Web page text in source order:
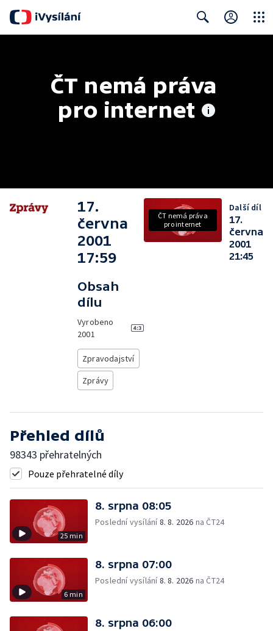
ČT nemá práva
pro internet
17.
června
2001
17:59
Obsah
dílu
Vyrobeno
2001
Zpravodajství
Zprávy
ČT nemá práva
pro internet
Další díl
17.
června
2001
21:45
Přehled dílů
98343 přehratelných
Pouze přehratelné díly
25 min
8. srpna 08:05
Poslední vysílání8. 8. 2026 na ČT24
6 min
8. srpna 07:00
Poslední vysílání8. 8. 2026 na ČT24
8. srpna 06:00